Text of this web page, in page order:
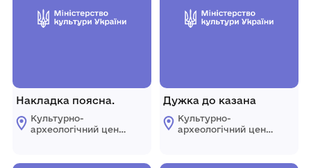
Накладка поясна.
Культурно-
археологічний центр
ради
Дужка до казана
Культурно-
археологічний центр
ради